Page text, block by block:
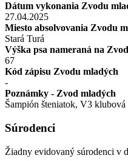
Dátum vykonania Zvodu
27.04.2025
Miesto absolvovania Zvodu
Stará Turá
Výška psa nameraná na
67
Kód zápisu Zvodu mladých
-
Poznámky - Zvod mladých
Šampión šteniatok, V3
Súrodenci
Žiadny evidovaný súrodenci v